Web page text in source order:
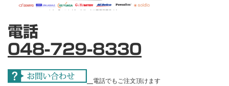
電話
048-729-8330
電話でもご注文頂けます